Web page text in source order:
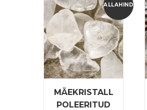
ALLAHINDLUS!
MÄEKRISTALL
POLEERITUD